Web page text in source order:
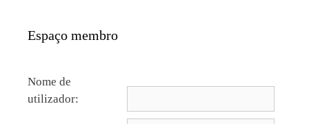
Espaço membro
Nome de
utilizador: